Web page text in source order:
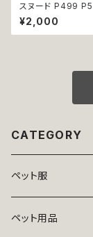
スヌード P499
シャ りぼん ブルー
ッグウェア ドッグ ウ
ウエア 犬 猫 ペッ
¥2,000
CATEGORY
ペット服
トップス
ペット用品